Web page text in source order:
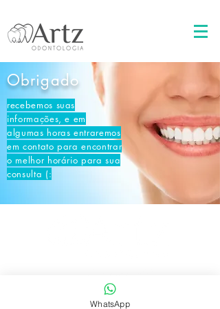
Obrigado
recebemos suas
informações, e em
algumas horas entraremos
em contato para encontrar
o melhor horário para sua
consulta (:
WhatsApp